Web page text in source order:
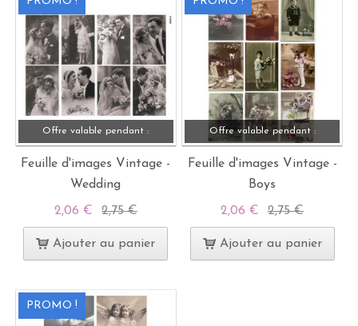
Offre valable pendant :
Feuille d'images Vintage -
Wedding
2,06 € 2,75 €
Ajouter au panier
Offre valable pendant :
Feuille d'images Vintage -
Boys
2,06 € 2,75 €
Ajouter au panier
PROMO !